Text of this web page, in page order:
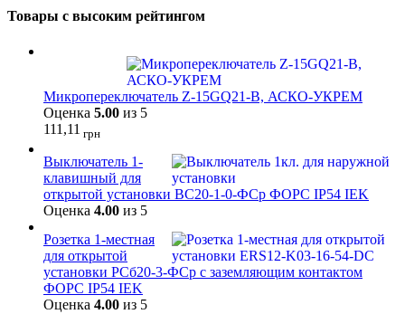
Товары с высоким рейтингом
Микропереключатель Z-15GQ21-B, АСКО-УКРЕМ
Оценка 5.00 из 5
111,11 грн
Выключатель 1-
клавишный для
открытой установки ВС20-1-0-ФСр ФОРС IP54 IEK
Оценка 4.00 из 5
Розетка 1-местная
для открытой
установки РСб20-3-ФСр с заземляющим контактом
ФОРС IP54 IEK
Оценка 4.00 из 5